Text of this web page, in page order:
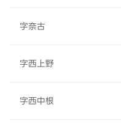
字奈古
字西上野
字西中根